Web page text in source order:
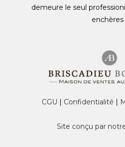
demeure le seul
enchères
CGU | Confidentialité |
Site conçu par